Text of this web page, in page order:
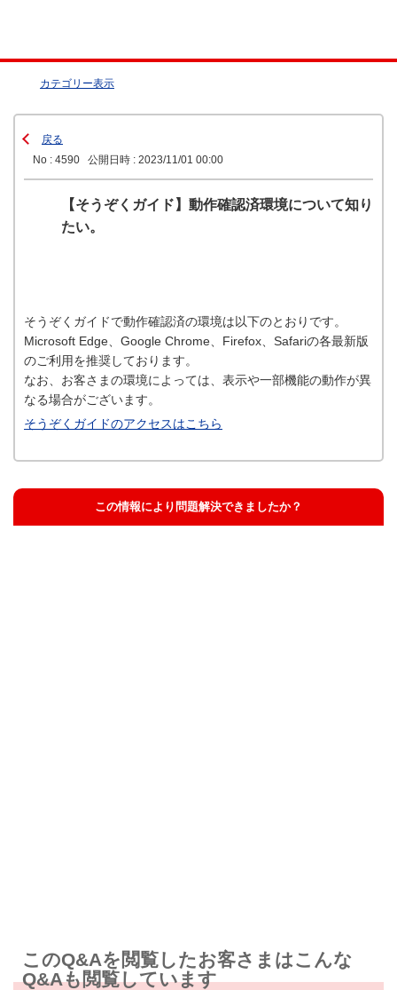
カテゴリー表示
戻る
No : 4590
公開日時 : 2023/11/01 00:00
【そうぞくガイド】動作確認済環境について知り
たい。
そうぞくガイドで動作確認済の環境は以下のとおりです。
Microsoft Edge、Google Chrome、Firefox、Safariの各最新版
のご利用を推奨しております。
なお、お客さまの環境によっては、表示や一部機能の動作が異
なる場合がございます。
そうぞくガイドのアクセスはこちら
この情報により問題解決できましたか？
このQ&Aを閲覧したお客さまはこんな
Q&Aも閲覧しています